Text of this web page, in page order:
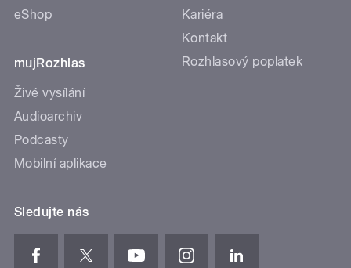
eShop
mujRozhlas
Živé vysílání
Audioarchiv
Podcasty
Mobilní aplikace
Kariéra
Kontakt
Rozhlasový poplatek
Sledujte nás